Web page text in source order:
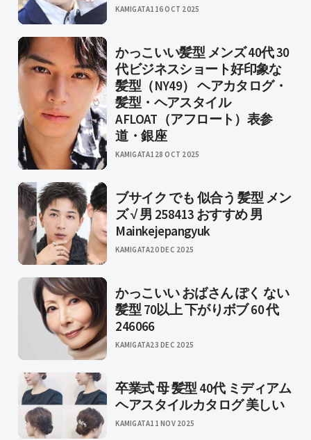
KAMIGATA1 16 OCT 2025
かっこいい髪型 メンズ 40代 30
代ビジネスショート好印象な
髪型（NY49） ヘアカタログ・
髪型・ヘアスタイル
AFLOAT（アフロート）表参
道・銀座
KAMIGATA1 28 OCT 2025
ブサイク でも 似合う 髪型 メン
ズ √ 男 258413 おすすめ 男
Mainkejepangyuk
KAMIGATA20 DEC 2025
かっこいい おばさん ぽく ない
髪型 70以上 下がりボブ 60 代
246066
KAMIGATA23 DEC 2025
卒業式 母 髪型 40代 ミディアム
ヘアスタイルカタログ 美しい
KAMIGATA11 NOV 2025